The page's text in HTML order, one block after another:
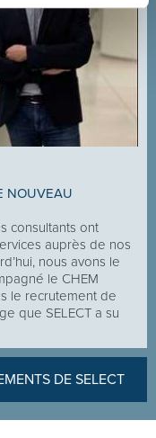
NOUVEAU
consultants ont
auprès de nos
nous avons le
le CHEM
le recrutement de
que SELECT a su
DE SELECT